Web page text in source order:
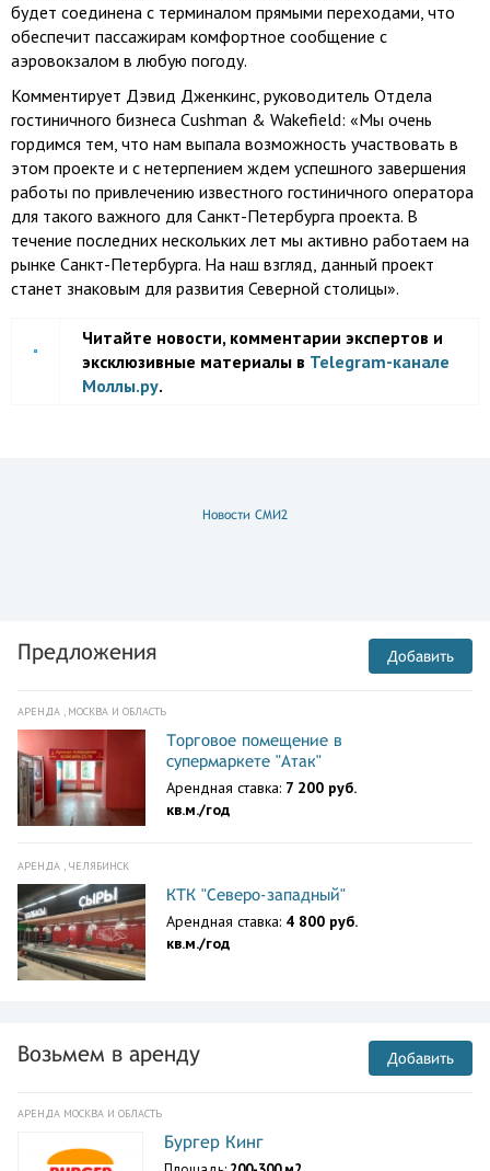
будет соединена с терминалом прямыми переходами, что
обеспечит пассажирам комфортное сообщение с
аэровокзалом в любую погоду.
Комментирует Дэвид Дженкинс, руководитель Отдела
гостиничного бизнеса Cushman & Wakefield: «Мы очень
гордимся тем, что нам выпала возможность участвовать в
этом проекте и с нетерпением ждем успешного завершения
работы по привлечению известного гостиничного оператора
для такого важного для Санкт-Петербурга проекта. В
течение последних нескольких лет мы активно работаем на
рынке Санкт-Петербурга. На наш взгляд, данный проект
станет знаковым для развития Северной столицы».
Читайте новости, комментарии экспертов и
эксклюзивные материалы в Telegram-канале
Моллы.ру.
Новости СМИ2
Предложения Добавить
АРЕНДА , МОСКВА И ОБЛАСТЬ
Торговое помещение в
супермаркете "Атак"
Арендная ставка: 7 200 руб.
кв.м./год
АРЕНДА , ЧЕЛЯБИНСК
КТК "Северо-западный"
Арендная ставка: 4 800 руб.
кв.м./год
Возьмем в аренду Добавить
АРЕНДА МОСКВА И ОБЛАСТЬ
Бургер Кинг